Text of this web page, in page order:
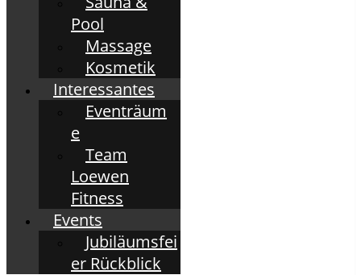
Pool
Massage
Kosmetik
Interessantes
Eventräum
e
Team
Loewen
Fitness
Events
Jubiläumsfei
er Rückblick